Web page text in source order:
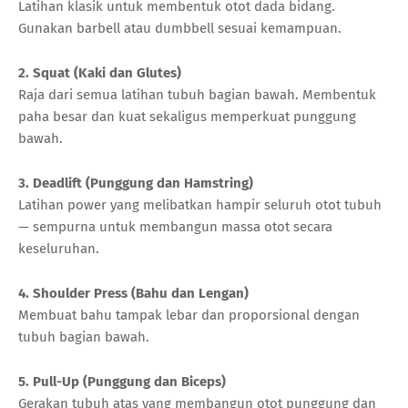
Latihan klasik untuk membentuk otot dada bidang.
Gunakan barbell atau dumbbell sesuai kemampuan.
2. Squat (Kaki dan Glutes)
Raja dari semua latihan tubuh bagian bawah. Membentuk
paha besar dan kuat sekaligus memperkuat punggung
bawah.
3. Deadlift (Punggung dan Hamstring)
Latihan power yang melibatkan hampir seluruh otot tubuh
— sempurna untuk membangun massa otot secara
keseluruhan.
4. Shoulder Press (Bahu dan Lengan)
Membuat bahu tampak lebar dan proporsional dengan
tubuh bagian bawah.
5. Pull-Up (Punggung dan Biceps)
Gerakan tubuh atas yang membangun otot punggung dan